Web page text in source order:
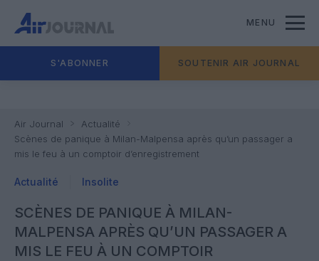
MENU
S'ABONNER SOUTENIR AIR JOURNAL
Air Journal
Actualité
Scènes de panique à Milan-Malpensa après qu’un passager a
mis le feu à un comptoir d’enregistrement
Actualité Insolite
SCÈNES DE PANIQUE À MILAN-
MALPENSA APRÈS QU’UN PASSAGER A
MIS LE FEU À UN COMPTOIR